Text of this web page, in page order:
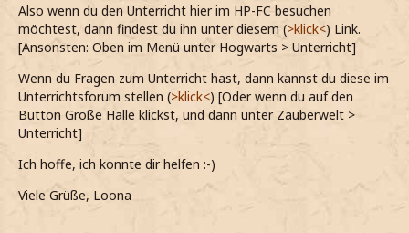
Also wenn du den Unterricht hier im HP-FC besuchen
möchtest, dann findest du ihn unter diesem (>klick<) Link.
[Ansonsten: Oben im Menü unter Hogwarts > Unterricht]
Wenn du Fragen zum Unterricht hast, dann kannst du diese im
Unterrichtsforum stellen (>klick<) [Oder wenn du auf den
Button Große Halle klickst, und dann unter Zauberwelt >
Unterricht]
Ich hoffe, ich konnte dir helfen :-)
Viele Grüße, Loona